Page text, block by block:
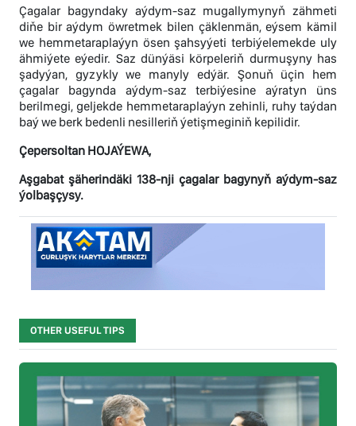
Çagalar bagyndaky aýdym-saz mugallymynyň zähmeti
diňe bir aýdym öwretmek bilen çäklenmän, eýsem kämil
we hemmetaraplaýyn ösen şahsyýeti terbiýelemekde uly
ähmiýete eýedir. Saz dünýäsi körpeleriň durmuşyny has
şadyýan, gyzykly we manyly edýär. Şonuň üçin hem
çagalar bagynda aýdym-saz terbiýesine aýratyn üns
berilmegi, geljekde hemmetaraplaýyn zehinli, ruhy taýdan
baý we berk bedenli nesilleriň ýetişmeginiň kepilidir.
Çepersoltan HOJAÝEWA,
Aşgabat şäherindäki 138-nji çagalar bagynyň aýdym-saz
ýolbaşçysy.
OTHER USEFUL TIPS